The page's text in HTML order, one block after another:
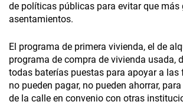
de políticas públicas para evitar que más
asentamientos.
El programa de primera vivienda, el de
programa de compra de vivienda usada,
todas baterías puestas para apoyar a
no pueden pagar, no pueden ahorrar,
de la calle en convenio con otras